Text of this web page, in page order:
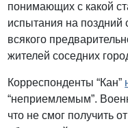
понимающих с какой
испытания на поздний
всякого
жителей соседних
Корреспонденты “Кан”
“неприемлемым”.
что не смог получить